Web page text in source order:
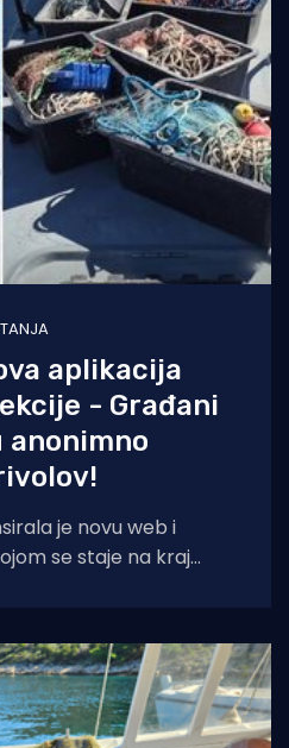
aplikacija
- Građani
anonimno
je novu web i
se staje na kraj